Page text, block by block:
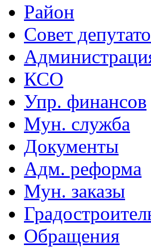
Район
Совет
КСО
Упр. финансов
Мун. служба
Документы
Адм. реформа
Мун. заказы
Обращения